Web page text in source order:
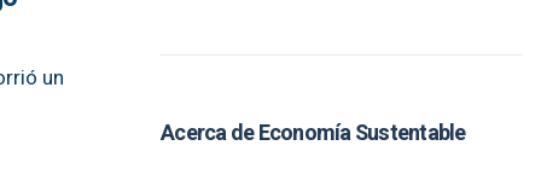
un
Acerca de Economía Sustentable